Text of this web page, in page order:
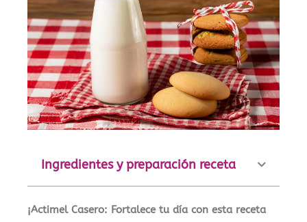
Ingredientes y preparación receta
¡Actimel Casero: Fortalece tu día con esta receta